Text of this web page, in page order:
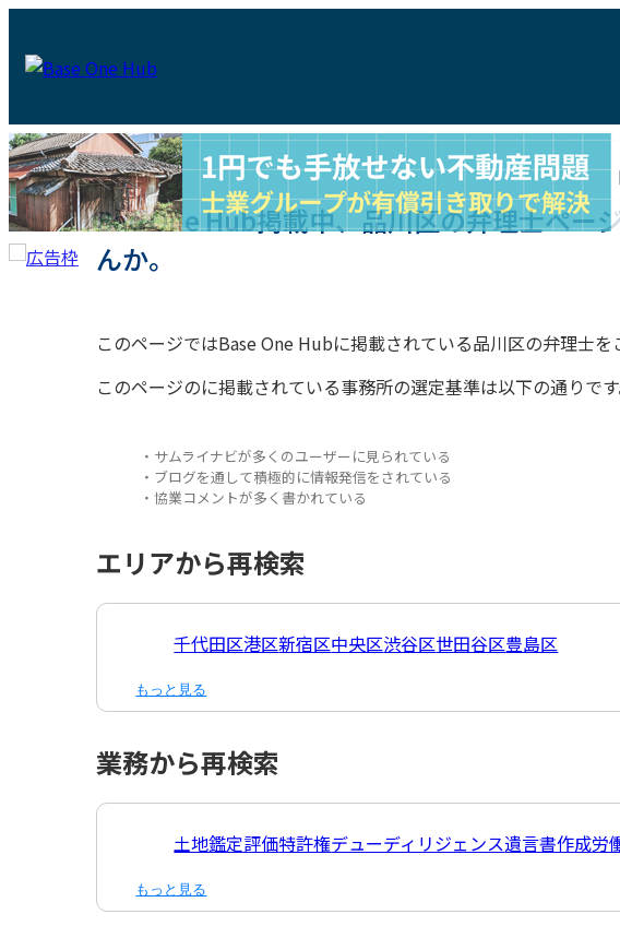
Bae One Hub掲載中、品川区の弁理士ペー
んか。
このページではBase One Hubに掲載されている品川区の弁理士を
このページのに掲載されている事務所の選定基準は以下の通りです
・サムライナビが多くのユーザーに見られている
・ブログを通して積極的に情報発信をされている
・協業コメントが多く書かれている
エリアから再検索
千代田区港区新宿区中央区渋谷区世田谷区豊島区
もっと見る
業務から再検索
土地鑑定評価特許権デューディリジェンス遺言書作成労
もっと見る